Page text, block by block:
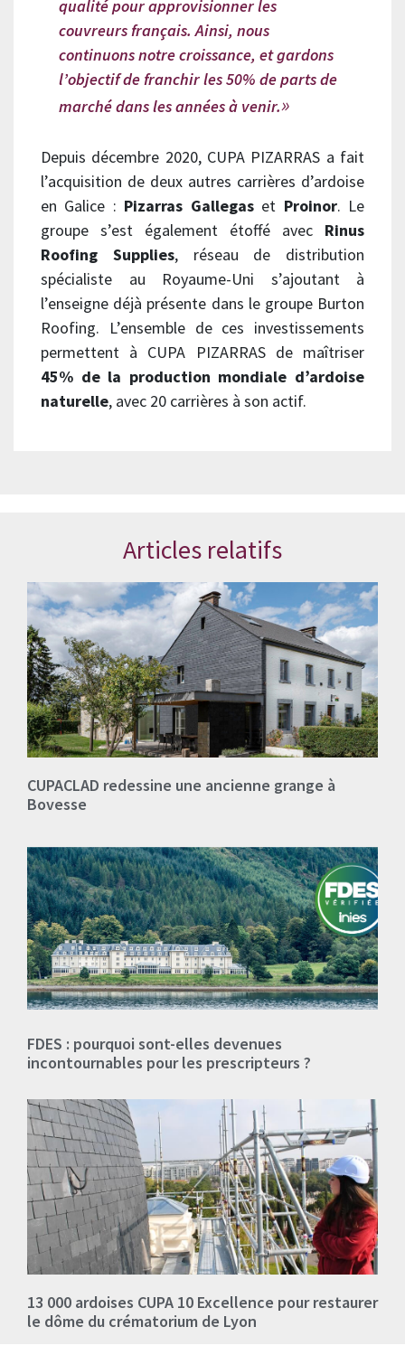
qualité pour approvisionner les
couvreurs français. Ainsi, nous
continuons notre croissance, et gardons
l’objectif de franchir les 50% de parts de
marché dans les années à venir.
Depuis décembre 2020, CUPA PIZARRAS a fait
l’acquisition de deux autres carrières d’ardoise
en Galice : Pizarras Gallegaset Proinor. Le
groupe s’est également étoffé avec Rinus
Roofing Supplies, réseau de distribution
spécialiste au Royaume-Uni s’ajoutant à
l’enseigne déjà présente dans le groupe Burton
Roofing. L’ensemble de ces investissements
permettent à CUPA PIZARRAS de maîtriser
45% de la production mondiale d’ardoise
naturelle, avec 20 carrières à son actif.
Articles relatifs
CUPACLAD redessine une ancienne grange à
Bovesse
FDES : pourquoi sont-elles devenues
incontournables pour les prescripteurs ?
13 000 ardoises CUPA 10 Excellence pour restaurer
le dôme du crématorium de Lyon